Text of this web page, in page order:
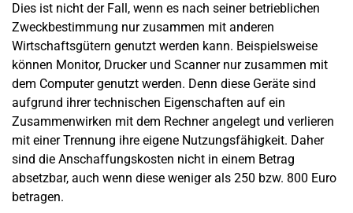
Dies ist nicht der Fall, wenn es nach seiner betrieblichen
Zweckbestimmung nur zusammen mit anderen
Wirtschaftsgütern genutzt werden kann. Beispielsweise
können Monitor, Drucker und Scanner nur zusammen mit
dem Computer genutzt werden. Denn diese Geräte sind
aufgrund ihrer technischen Eigenschaften auf ein
Zusammenwirken mit dem Rechner angelegt und verlieren
mit einer Trennung ihre eigene Nutzungsfähigkeit. Daher
sind die Anschaffungskosten nicht in einem Betrag
absetzbar, auch wenn diese weniger als 250 bzw. 800 Euro
betragen.